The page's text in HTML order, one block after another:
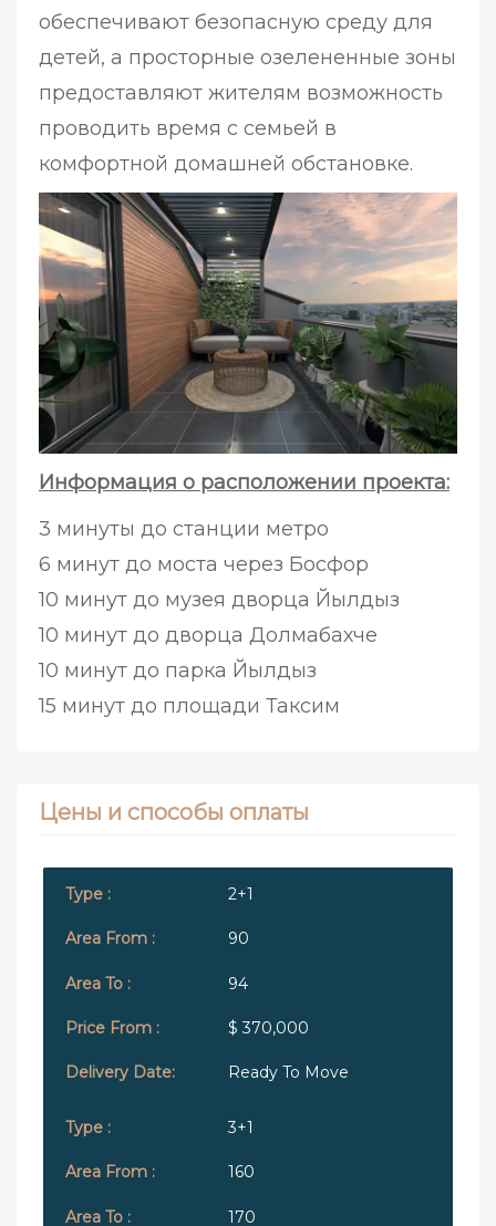
обеспечивают безопасную среду для
детей, а просторные озелененные зоны
предоставляют жителям возможность
проводить время с семьей в
комфортной домашней обстановке.
Информация о расположении проекта:
3 минуты до станции метро
6 минут до моста через Босфор
10 минут до музея дворца Йылдыз
10 минут до дворца Долмабахче
10 минут до парка Йылдыз
15 минут до площади Таксим
Цены и способы оплаты
2+1
90
94
$ 370,000
Ready To Move
3+1
160
170